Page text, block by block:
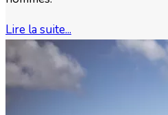
Lire la suite...